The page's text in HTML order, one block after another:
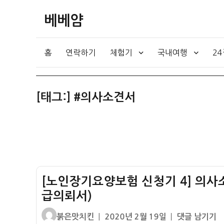
베베얌
홈 연락하기 체험기 국내여행 24
[태그:] #의사소견서
[노인장기요양보험 신청기 4] 의
급의뢰서)
글
붉은맛치킨
작
2020년 2월 19일
[노
댓글 남기기